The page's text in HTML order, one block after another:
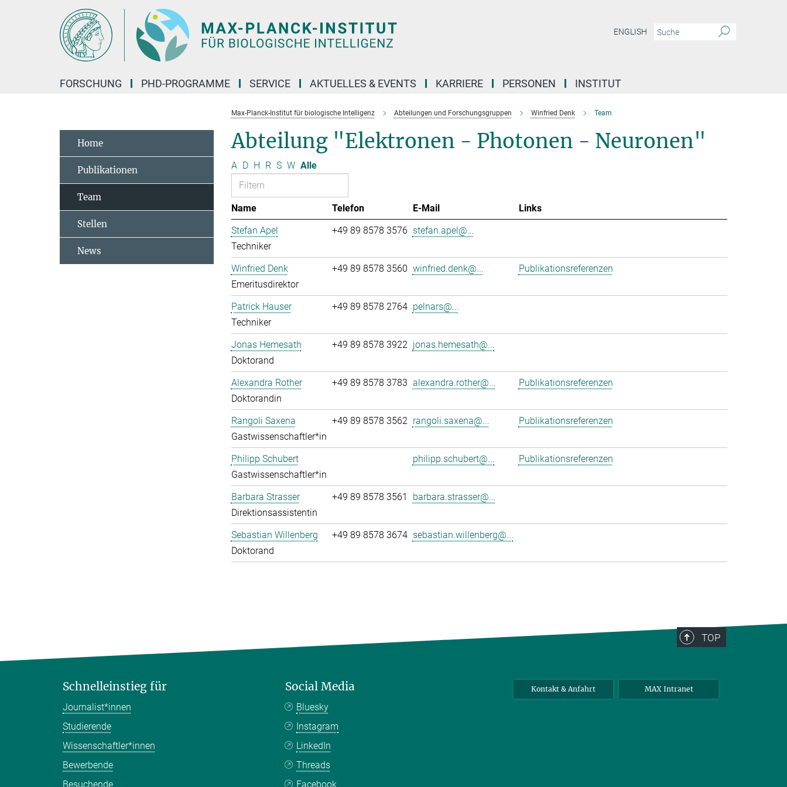
ENGLISH
FORSCHUNG PHD-PROGRAMME SERVICE AKTUELLES & EVENTS KARRIERE PERSONEN INSTITUT
Max-Planck-Institut für biologische Intelligenz Abteilungen und Forschungsgruppen Winfried Denk Team
Abteilung "Elektronen - Photonen - Neuronen"
A D H R S W Alle
Name Telefon E-Mail
Links
Stefan Apel
Techniker
+49 89 8578 3576 stefan.apel@...
Winfried Denk
Emeritusdirektor
+49 89 8578 3560 winfried.denk@... Publikationsreferenzen
Patrick Hauser
Techniker
+49 89 8578 2764 pelnars@...
Jonas Hemesath
Doktorand
+49 89 8578 3922 jonas.hemesath@...
Alexandra Rother
Doktorandin
+49 89 8578 3783 alexandra.rother@... Publikationsreferenzen
Rangoli Saxena
Gastwissenschaftler*in
+49 89 8578 3562 rangoli.saxena@... Publikationsreferenzen
Philipp Schubert
Gastwissenschaftler*in
philipp.schubert@... Publikationsreferenzen
Barbara Strasser
Direktionsassistentin
+49 89 8578 3561 barbara.strasser@...
Sebastian Willenberg
Doktorand
+49 89 8578 3674 sebastian.willenberg@...
Home
Publikationen
Team
Stellen
News
TOP
Schnelleinstieg für
Journalist*innen
Studierende
Wissenschaftler*innen
Bewerbende
Besuchende
Social Media
Bluesky
Instagram
LinkedIn
Threads
Facebook
Kontakt & Anfahrt MAX Intranet